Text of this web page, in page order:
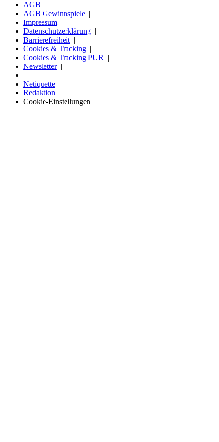
AGB
AGB Gewinnspiele
Impressum
Datenschutzerklärung
Barrierefreiheit
Cookies & Tracking
Cookies & Tracking PUR
Newsletter
Netiquette
Redaktion
Cookie-Einstellungen